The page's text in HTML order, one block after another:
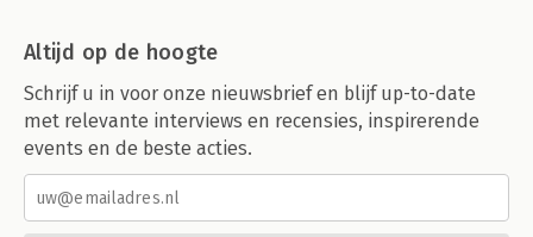
Altijd op de hoogte
Schrijf u in voor onze nieuwsbrief en blijf up-to-date
met relevante interviews en recensies, inspirerende
events en de beste acties.